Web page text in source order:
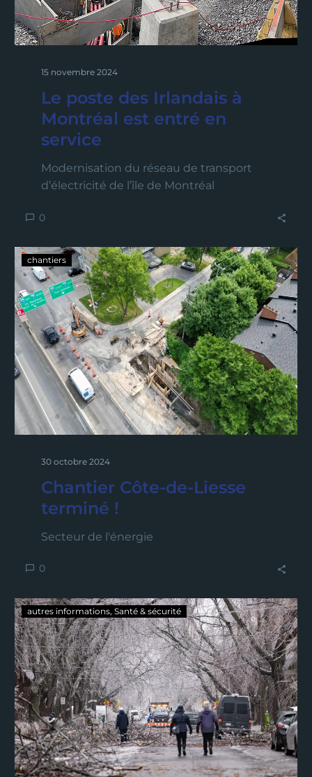
15 novembre 2024
Le poste des Irlandais à
Montréal est entré en
service
Modernisation du réseau de transport
d’électricité de l’île de Montréal
0
chantiers
30 octobre 2024
Chantier Côte-de-Liesse
terminé !
Secteur de l'énergie
0
autres informations Santé & sécurité